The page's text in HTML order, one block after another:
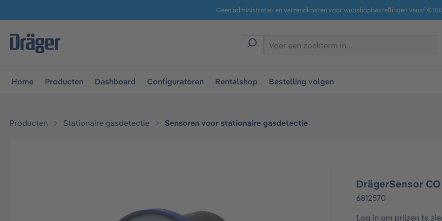
Ga naar navigatie B2B-platformGeen administratie- en verzendkosten voor webshopbestellingen vanaf €
Home Producten Dashboard Configuratoren Rentalshop Bestelling volgen
Producten Stationaire gasdetectie Sensoren voor stationaire gasdetectie
DrägerSensor CO
6812570
Log in om prijzen te